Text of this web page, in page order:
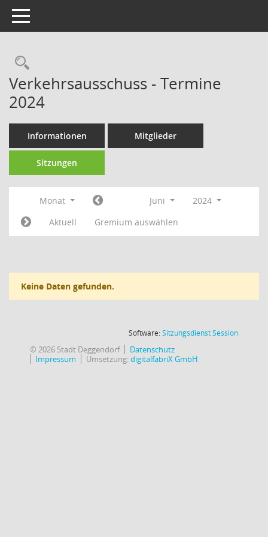
Toggle navigation
Rechercheauswahl
Verkehrsausschuss - Termine
2024
Informationen Mitglieder
Sitzungen
Monat Juni
2024
Aktuell
Gremium auswählen
Keine Daten gefunden.
Software:SitzungsdienstSession(Wird in
© 2026 Stadt Deggendorf
Datenschutz
Impressum
Umsetzung:digitalfabriX GmbH